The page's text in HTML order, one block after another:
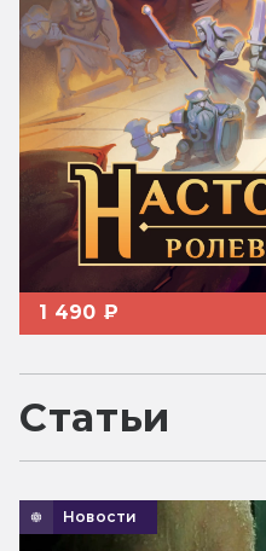
1 490 ₽
Статьи
Новости